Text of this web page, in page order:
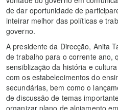
de dar oportunidade de
inteirar melhor das políticas e
governo.
A presidente da Direcção, Anita
de trabalho para o corrente ano,
sensiblização da história e
com os estabelecimentos do
secundárias, bem como o
de discussão de temas